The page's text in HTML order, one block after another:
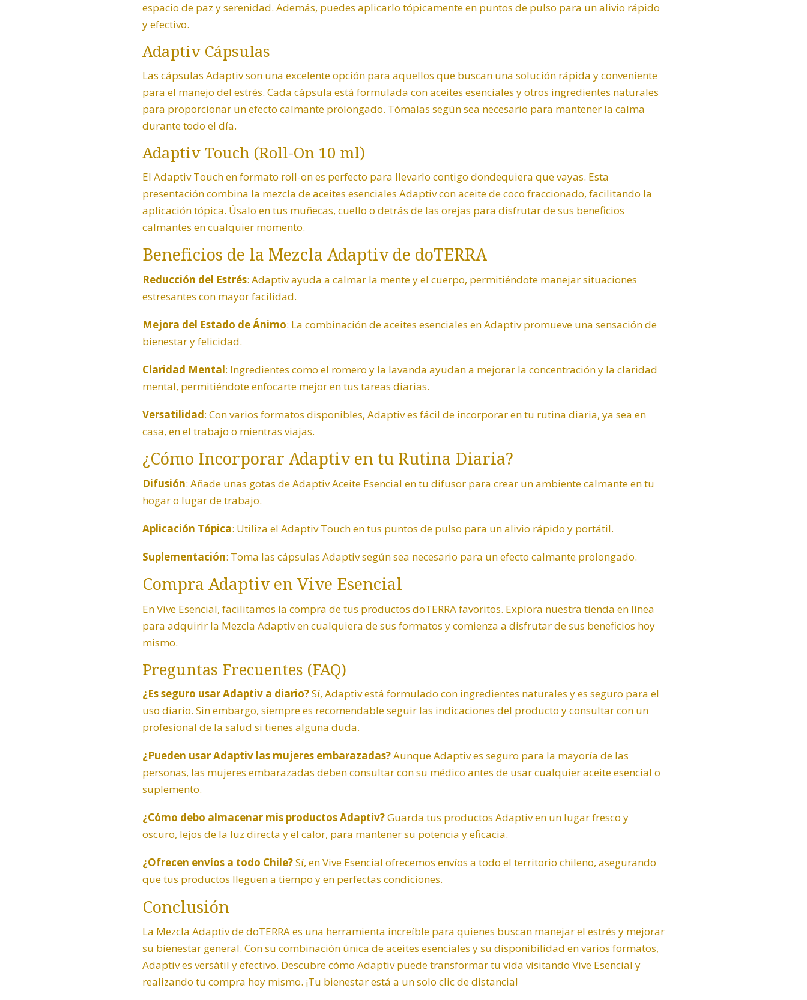
espacio de paz y serenidad. Además, puedes aplicarlo tópicamente en puntos de pulso para un alivio rápido
y efectivo.
Adaptiv Cápsulas
Las cápsulas Adaptiv son una excelente opción para aquellos que buscan una solución rápida y conveniente
para el manejo del estrés. Cada cápsula está formulada con aceites esenciales y otros ingredientes naturales
para proporcionar un efecto calmanteprolongado. Tómalas según sea necesario para mantener la calma
durante todo el día.
Adaptiv Touch (Roll-On 10 ml)
El Adaptiv Touch en formato roll-on es perfecto para llevarlo contigo dondequiera que vayas. Esta
presentación combina la mezcla de aceites esenciales Adaptiv con aceite de coco fraccionado, facilitando la
aplicación tópica. Úsalo en tus muñecas, cuello o detrás de las orejas para disfrutar de sus beneficios
calmantes en cualquier momento.
Beneficios de la Mezcla Adaptiv de doTERRA
Reducción del Estrés: Adaptiv ayuda a calmar la mente y el cuerpo, permitiéndote manejar situaciones
estresantes con mayor facilidad.
Mejora del Estado de Ánimo: La combinación de aceites esenciales en Adaptiv promueve una sensación de
bienestar y felicidad.
Claridad Mental: Ingredientes como el romero y la lavanda ayudan a mejorar la concentración y la claridad
mental, permitiéndote enfocarte mejor en tus tareas diarias.
Versatilidad: Con varios formatos disponibles, Adaptiv es fácil de incorporar en tu rutina diaria, ya sea en
casa, en el trabajo o mientras viajas.
¿Cómo Incorporar Adaptiv en tu Rutina Diaria?
Difusión: Añade unas gotas de Adaptiv Aceite Esencial en tu difusor para crear un ambiente calmante en tu
hogar o lugar de trabajo.
Aplicación Tópica: Utiliza el Adaptiv Touch en tus puntos de pulso para un alivio rápido y portátil.
Suplementación: Toma las cápsulas Adaptiv según sea necesario para un efecto calmante prolongado.
Compra Adaptiv en Vive Esencial
EnVive Esencial, facilitamos la compra de tus productos doTERRA favoritos. Explora nuestra tienda en línea
para adquirir la Mezcla Adaptiv en cualquiera de sus formatos y comienza a disfrutar de sus beneficios hoy
mismo.
Preguntas Frecuentes (FAQ)
¿Es seguro usar Adaptiv a diario?Sí, Adaptiv está formulado con ingredientes naturales y es seguro para el
uso diario. Sin embargo, siempre es recomendable seguir las indicaciones del producto y consultar con un
profesional de la salud si tienes alguna duda.
¿Pueden usar Adaptiv las mujeres embarazadas?Aunque Adaptiv es seguro para la mayoría de las
personas, las mujeres embarazadas deben consultar con su médico antes de usar cualquier aceite esencial o
suplemento.
¿Cómo debo almacenar mis productos Adaptiv?Guarda tus productos Adaptiv en un lugar fresco y
oscuro, lejos de la luz directa y el calor, para mantener su potencia y eficacia.
¿Ofrecen envíos a todo Chile?Sí, en Vive Esencial ofrecemos envíos a todo el territorio chileno, asegurando
que tus productos lleguen a tiempo y en perfectas condiciones.
Conclusión
La Mezcla Adaptiv de doTERRA es una herramienta increíble para quienes buscan manejar el estrés y mejorar
su bienestar general. Con su combinación única de aceites esenciales y su disponibilidad en varios formatos,
Adaptiv es versátil y efectivo. Descubre cómo Adaptiv puede transformar tu vida visitando Vive Esencial y
realizando tu compra hoy mismo. ¡Tu bienestar está a un solo clic de distancia!